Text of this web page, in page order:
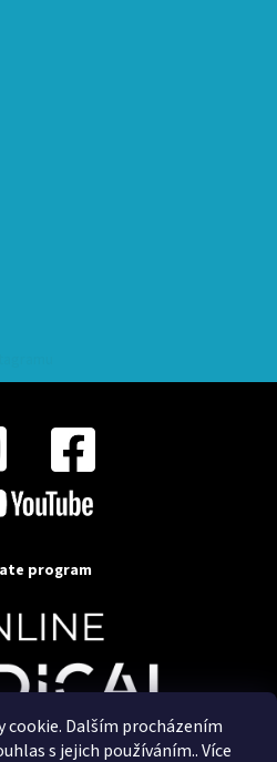
cookie. Dalším procházením
s jejich používáním.. Více
program
. Všechna práva